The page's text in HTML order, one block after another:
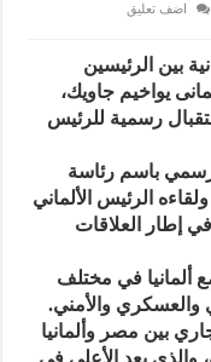
اضف تعليق
بين الرئيسين
يواخيم جاويك،
رسمية للرئيس
باسم رئاسة
الرئيس الألماني
في إطار العلاقات
ألمانيا في مختلف
والعسكري والأمني.
بين مصر وألمانيا
4.4 مليار يورو، والذي يعد الأعلى في